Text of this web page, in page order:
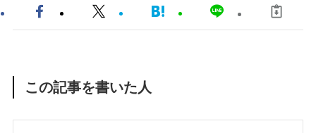
この記事を書いた人